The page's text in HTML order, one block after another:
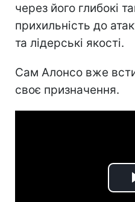
через його глибокі
прихильність до
та лідерські якості.
Сам Алонсо вже
своє призначення.